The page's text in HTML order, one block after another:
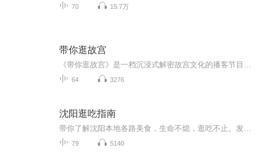
70 15.7万
带你逛故宫
64 3276
沈阳逛吃指南
79 5140